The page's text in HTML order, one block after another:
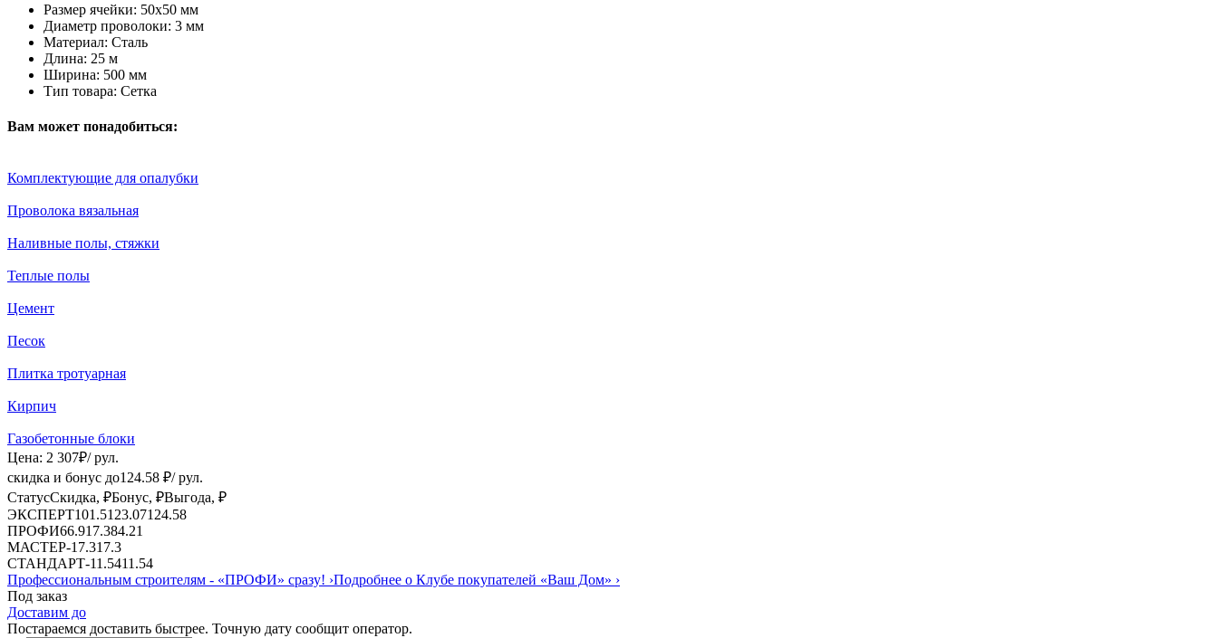
Размер ячейки: 50х50 мм
Диаметр проволоки: 3 мм
Материал: Сталь
Длина: 25 м
Ширина: 500 мм
Тип товара: Сетка
Вам может понадобиться:
Комплектующие для опалубки
Проволока вязальная
Наливные полы, стяжки
Теплые полы
Цемент
Песок
Плитка тротуарная
Кирпич
Газобетонные блоки
Цена: 2 307₽/ рул.
скидка и бонус до124.58 ₽/ рул.
СтатусСкидка, ₽Бонус, ₽Выгода, ₽
ЭКСПЕРТ101.51 23.07124.58
ПРОФИ66.917.384.21
МАСТЕР-17.317.3
СТАНДАРТ-11.5411.54
Профессиональным строителям - «ПРОФИ» сразу! ›Подробнее о Клубе покупателей «Ваш Дом» ›
Под заказ
Доставим до
Постараемся доставить быстрее. Точную дату сообщит оператор.